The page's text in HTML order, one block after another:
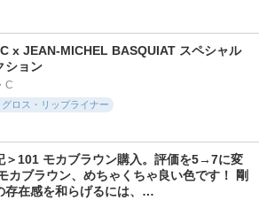
x JEAN-MICHEL BASQUIAT スペシャル
ション
C
グロス・リップライナー
＞101 モカブラウン購入。評価を5→7に変
カブラウン、めちゃくちゃ良い色です！ 剛
存在感を和らげるには、…